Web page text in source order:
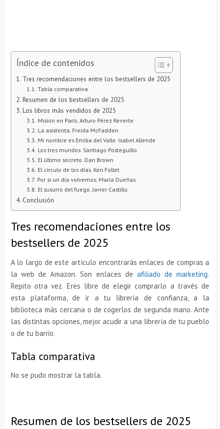
Índice de contenidos
Tres recomendaciones entre los bestsellers de 2025
Tabla comparativa
Resumen de los bestsellers de 2025
Los libros más vendidos de 2025
Misión en París. Arturo Pérez Reverte
La asistenta. Freida McFadden
Mi nombre es Emilia del Valle. Isabel Allende
Los tres mundos. Santiago Posteguillo
El último secreto. Dan Brown
El círculo de los días. Ken Follet
Por si un día volvemos. María Dueñas
El susurro del fuego. Javier Castillo
Conclusión
Tres recomendaciones entre los
bestsellers de 2025
A lo largo de este artículo encontrarás enlaces de compras a
la web de Amazon. Son enlaces de afiliado de marketing.
Repito otra vez. Eres libre de elegir comprarlo a través de
esta plataforma, de ir a tu librería de confianza, a la
biblioteca más cercana o de cogerlos de segunda mano. Ante
las distintas opciones, mejor acudir a una librería de tu pueblo
o de tu barrio.
Tabla comparativa
No se pudo mostrar la tabla.
Resumen de los bestsellers de 2025